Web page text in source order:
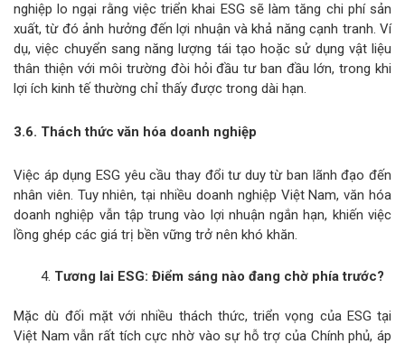
nghiệp lo ngại rằng việc triển khai ESG sẽ làm tăng chi phí sản
xuất, từ đó ảnh hưởng đến lợi nhuận và khả năng cạnh tranh. Ví
dụ, việc chuyển sang năng lượng tái tạo hoặc sử dụng vật liệu
thân thiện với môi trường đòi hỏi đầu tư ban đầu lớn, trong khi
lợi ích kinh tế thường chỉ thấy được trong dài hạn.
3.6. Thách thức văn hóa doanh nghiệp
Việc áp dụng ESG yêu cầu thay đổi tư duy từ ban lãnh đạo đến
nhân viên. Tuy nhiên, tại nhiều doanh nghiệp Việt Nam, văn hóa
doanh nghiệp vẫn tập trung vào lợi nhuận ngắn hạn, khiến việc
lồng ghép các giá trị bền vững trở nên khó khăn.
Tương lai ESG: Điểm sáng nào đang chờ phía trước?
Mặc dù đối mặt với nhiều thách thức, triển vọng của ESG tại
Việt Nam vẫn rất tích cực nhờ vào sự hỗ trợ của Chính phủ, áp